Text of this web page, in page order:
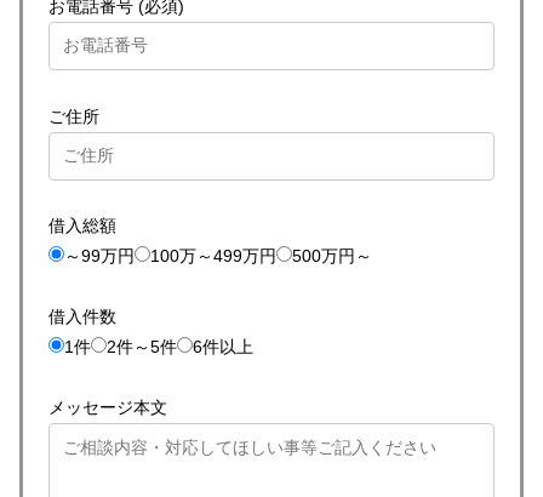
お電話番号 (必須)
ご住所
借入総額
～99万円
100万～499万円 500万円～
借入件数
1件
2件～5件 6件以上
メッセージ本文